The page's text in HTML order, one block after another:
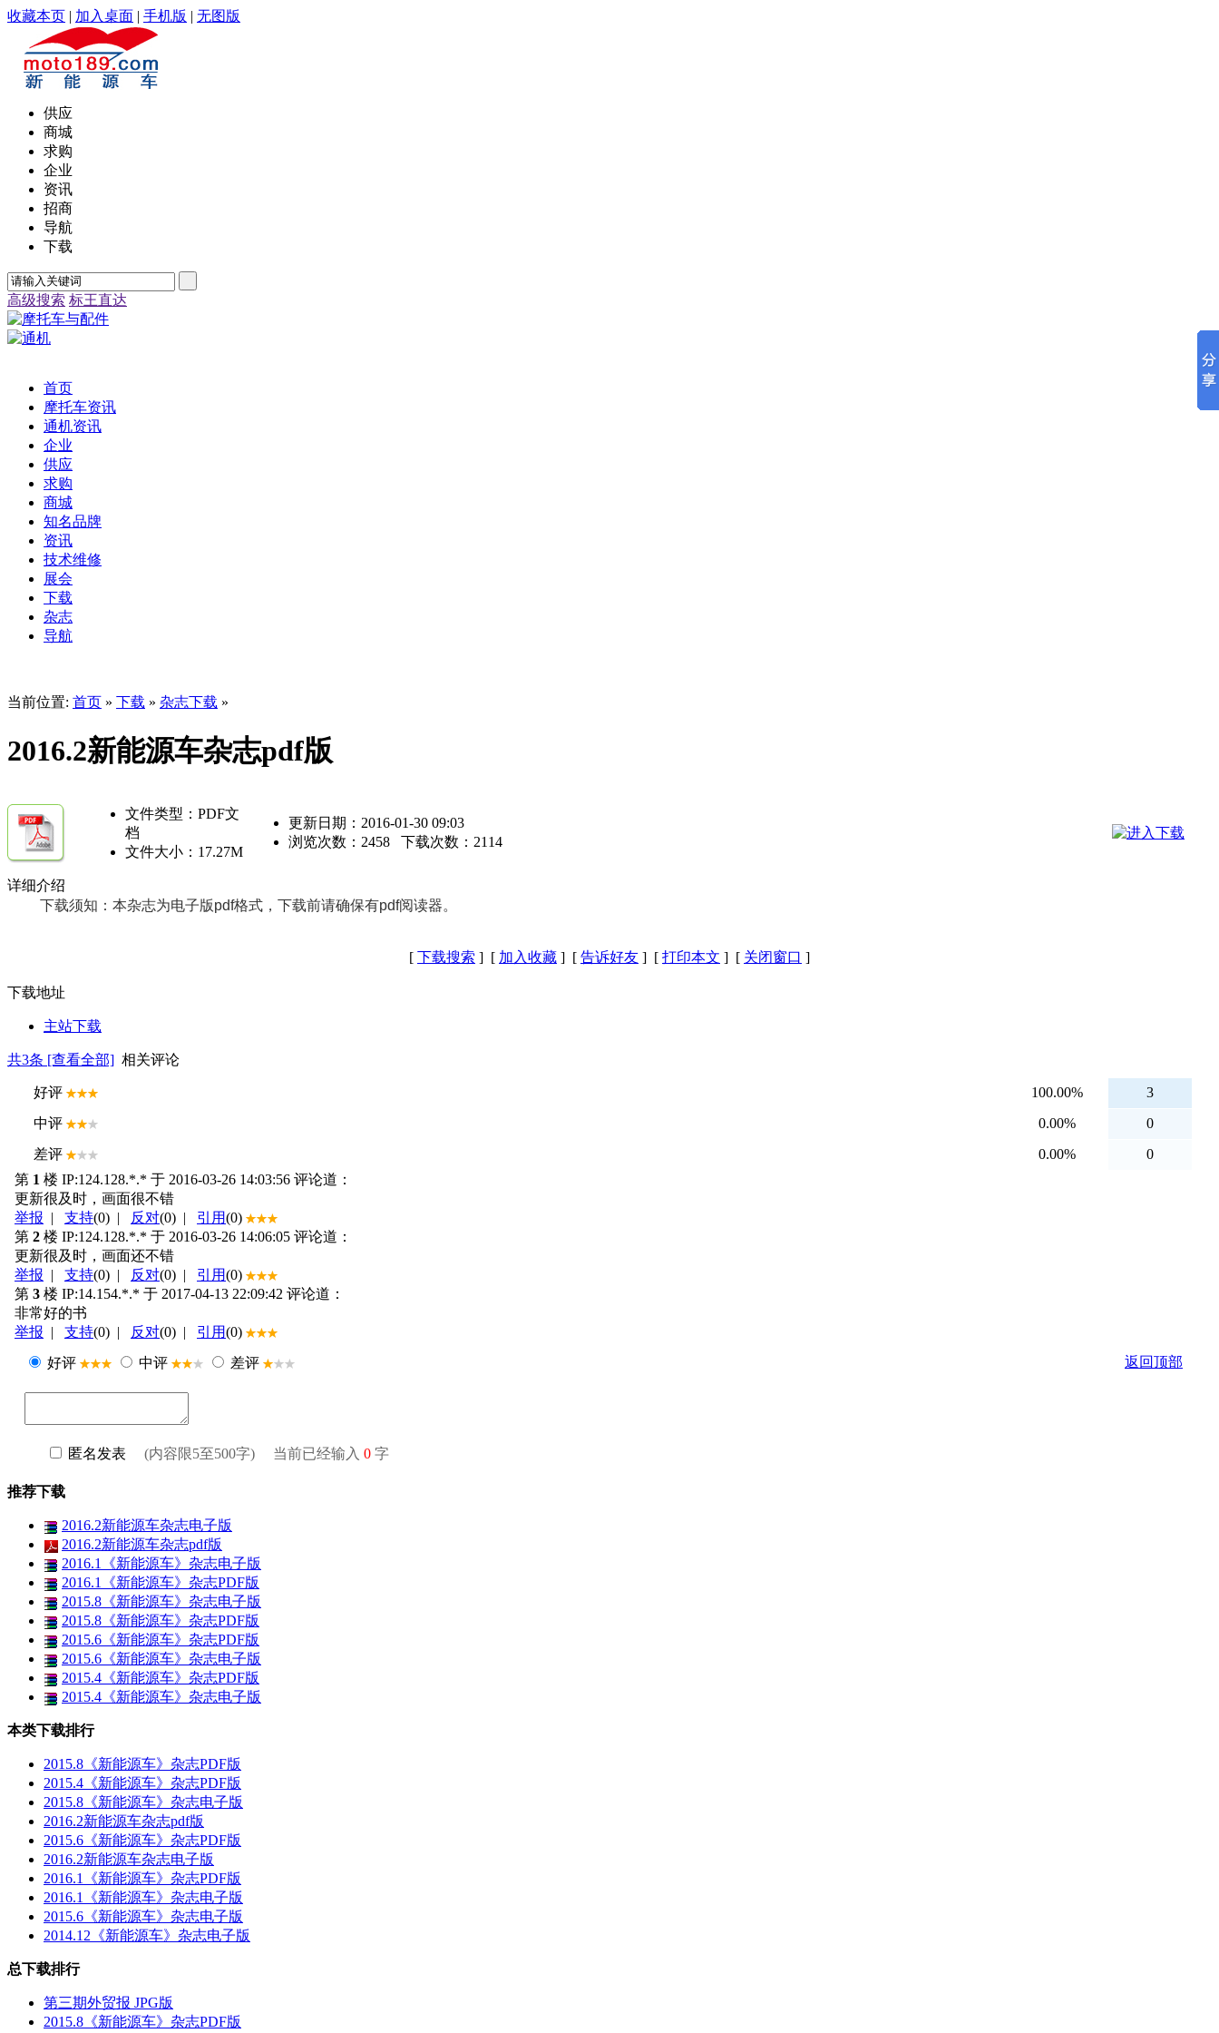
收藏本页 | 加入桌面 | 手机版 | 无图版
供应
商城
求购
企业
资讯
招商
导航
下载
高级搜索 标王直达
首页
摩托车资讯
通机资讯
企业
供应
求购
商城
知名品牌
资讯
技术维修
展会
下载
杂志
导航
当前位置: 首页 » 下载 » 杂志下载 »
2016.2新能源车杂志pdf版
文件类型：PDF文
档
文件大小：17.27M
更新日期：2016-01-30 09:03
浏览次数： 2458 下载次数： 2114
详细介绍
下载须知：本杂志为电子版pdf格式，下载前请确保有pdf阅读器。
[ 下载搜索 ] [ 加入收藏 ] [ 告诉好友 ] [ 打印本文 ] [ 关闭窗口 ]
下载地址
主站下载
共3条 [查看全部] 相关评论
推荐下载
2016.2新能源车杂志电子版
2016.2新能源车杂志pdf版
2016.1《新能源车》杂志电子版
2016.1《新能源车》杂志PDF版
2015.8《新能源车》杂志电子版
2015.8《新能源车》杂志PDF版
2015.6《新能源车》杂志PDF版
2015.6《新能源车》杂志电子版
2015.4《新能源车》杂志PDF版
2015.4《新能源车》杂志电子版
本类下载排行
2015.8《新能源车》杂志PDF版
2015.4《新能源车》杂志PDF版
2015.8《新能源车》杂志电子版
2016.2新能源车杂志pdf版
2015.6《新能源车》杂志PDF版
2016.2新能源车杂志电子版
2016.1《新能源车》杂志PDF版
2016.1《新能源车》杂志电子版
2015.6《新能源车》杂志电子版
2014.12《新能源车》杂志电子版
总下载排行
第三期外贸报 JPG版
2015.8《新能源车》杂志PDF版